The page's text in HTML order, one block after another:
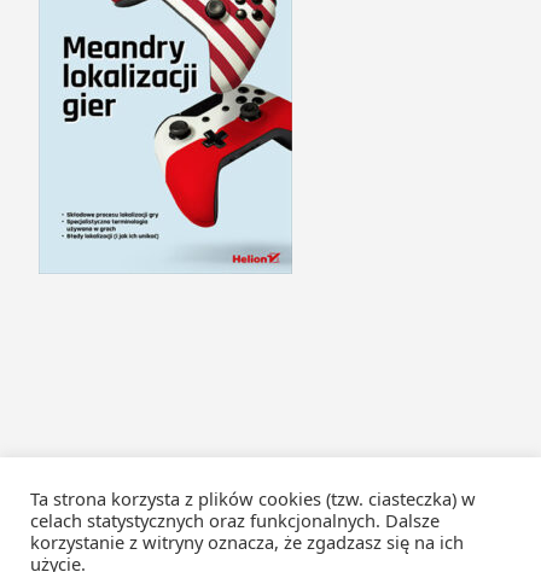
Ta strona korzysta z plików cookies (tzw. ciasteczka) w
celach statystycznych oraz funkcjonalnych. Dalsze
korzystanie z witryny oznacza, że zgadzasz się na ich
użycie.